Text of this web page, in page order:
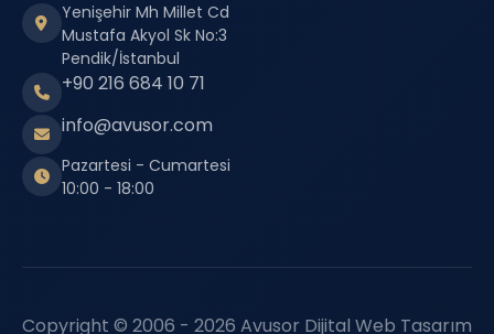
Yenişehir Mh Millet Cd
Mustafa Akyol Sk No:3
Pendik/İstanbul
+90 216 684 10 71
info@avusor.com
Pazartesi - Cumartesi
10:00 - 18:00
Copyright © 2006 - 2026 Avusor Dijital Web Tasarım